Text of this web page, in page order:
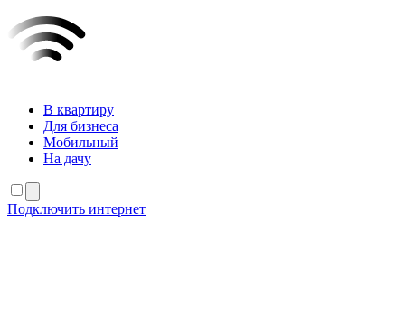
В квартиру
Для бизнеса
Мобильный
На дачу
Подключить интернет